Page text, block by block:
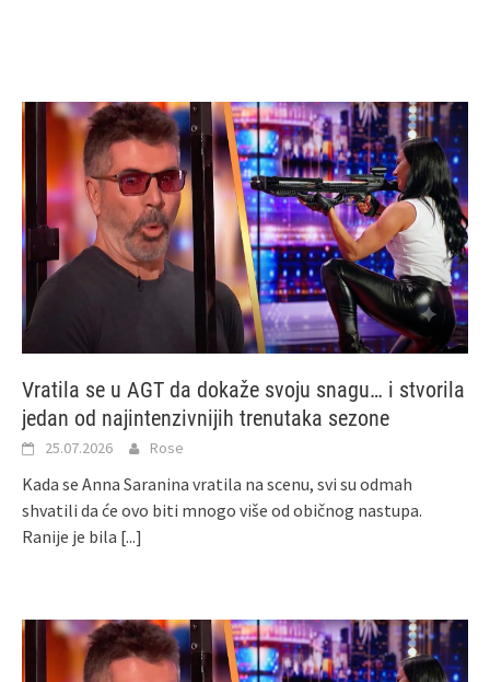
Vratila se u AGT da dokaže svoju snagu… i stvorila
jedan od najintenzivnijih trenutaka sezone
25.07.2026 Rose
Kada se Anna Saranina vratila na scenu, svi su odmah
shvatili da će ovo biti mnogo više od običnog nastupa.
Ranije je bila [...]